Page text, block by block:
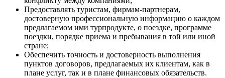
Предоставлять туристам, фирмам-партнерам,
достоверную профессиональную информацию о каждом
предлагаемом ими турпродукте, о поездке, программе
поездки, порядке приема и пребывания в той или иной
стране;
Обеспечить точность и достоверность выполнения
пунктов договоров, предлагаемых их клиентам, как в
плане услуг, так и в плане финансовых обязательств.